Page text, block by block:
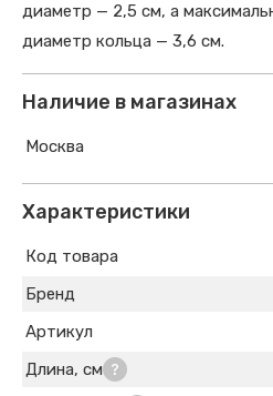
диаметр — 2,5 см, а
диаметр кольца — 3,6 см.
Наличие в магазинах
Москва
Характеристики
Код товара
Бренд
Артикул
Длина, см